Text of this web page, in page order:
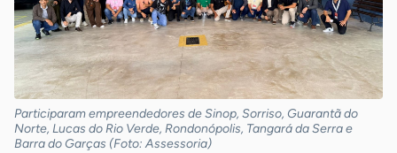
Participaram empreendedores de Sinop, Sorriso, Guarantã do
Norte, Lucas do Rio Verde, Rondonópolis, Tangará da Serra e
Barra do Garças (Foto: Assessoria)